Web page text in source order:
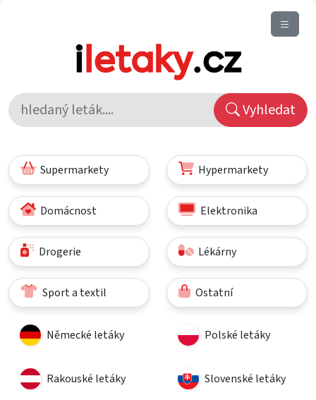
Vyhledat
Supermarkety Hypermarkety
Domácnost Elektronika
Drogerie Lékárny
Sport a textil Ostatní
Německé letáky Polské letáky
Rakouské letáky Slovenské letáky